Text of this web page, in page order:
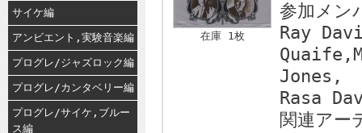
サイケ編
アンビエント,実験音楽編
プログレ/ジャズロック編
プログレ/カンタベリー編
プログレ/サイケ,ブルー
ス編
在庫 1枚
参加メン
Ray
Jones,
Rasa
関連アー